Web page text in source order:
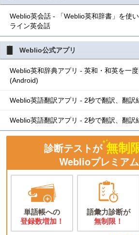
Weblio英会話 - 「Weblio英和辞書」を使
ライン英会話
Weblio公式アプリ
Weblio英和辞典アプリ - 英和・和英を一
(Android)
Weblio英語翻訳アプリ - 2秒で翻訳、翻訳
Weblio英語翻訳アプリ - 2秒で翻訳、翻訳
診断テストが 無制
Weblioプレミア
単語帳への
登録数増加！
語彙力診断が
無制限！